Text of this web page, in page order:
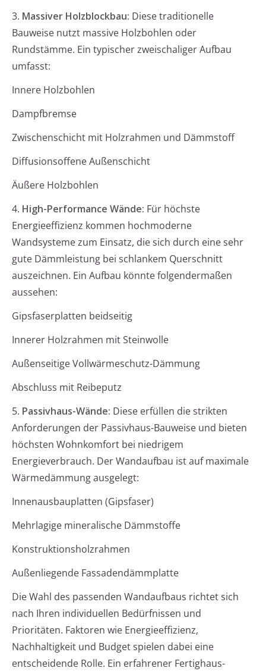
3. Massiver Holzblockbau: Diese traditionelle
Bauweise nutzt massive Holzbohlen oder
Rundstämme. Ein typischer zweischaliger Aufbau
umfasst:
Innere Holzbohlen
Dampfbremse
Zwischenschicht mit Holzrahmen und Dämmstoff
Diffusionsoffene Außenschicht
Äußere Holzbohlen
4. High-Performance Wände: Für höchste
Energieeffizienz kommen hochmoderne
Wandsysteme zum Einsatz, die sich durch eine sehr
gute Dämmleistung bei schlankem Querschnitt
auszeichnen. Ein Aufbau könnte folgendermaßen
aussehen:
Gipsfaserplatten beidseitig
Innerer Holzrahmen mit Steinwolle
Außenseitige Vollwärmeschutz-Dämmung
Abschluss mit Reibeputz
5. Passivhaus-Wände: Diese erfüllen die strikten
Anforderungen der Passivhaus-Bauweise und bieten
höchsten Wohnkomfort bei niedrigem
Energieverbrauch. Der Wandaufbau ist auf maximale
Wärmedämmung ausgelegt:
Innenausbauplatten (Gipsfaser)
Mehrlagige mineralische Dämmstoffe
Konstruktionsholzrahmen
Außenliegende Fassadendämmplatte
Die Wahl des passenden Wandaufbaus richtet sich
nach Ihren individuellen Bedürfnissen und
Prioritäten. Faktoren wie Energieeffizienz,
Nachhaltigkeit und Budget spielen dabei eine
entscheidende Rolle. Ein erfahrener Fertighaus-